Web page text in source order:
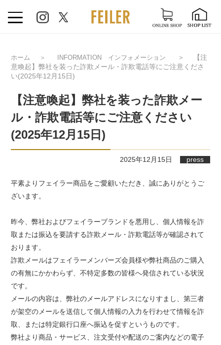
ホーム ＞ INFORMATION インフォメーション ＞
【注
意喚起】弊社を装った詐欺メール・詐欺電話等にご注意くださ
い(2025年12月15日)
【注意喚起】弊社を装った詐欺メー
ル・詐欺電話等にご注意ください
(2025年12月15日)
2025年12月15日 press
平素よりフェイラー商品をご愛顧いただき、誠にありがとうご
ざいます。
昨今、弊社およびフェイラーブランドを悪用し、個人情報を詐
取または振込を要請する詐欺メール・詐欺電話等が確認されて
おります。
詐欺メールはフェイラーメンバーズ会員様や弊社商品のご購入
の有無にかかわらず、不特定多数の皆様へ発信されている状況
です。
メールの内容は、弊社のメールアドレスになりすまし、第三者
が架空のメールを送信して個人情報の入力を行わせて情報を詐
取、または特定銀行口座へ振込を促すというものです。
弊社より商品・サービス、注文受付や配送のご案内などの電子